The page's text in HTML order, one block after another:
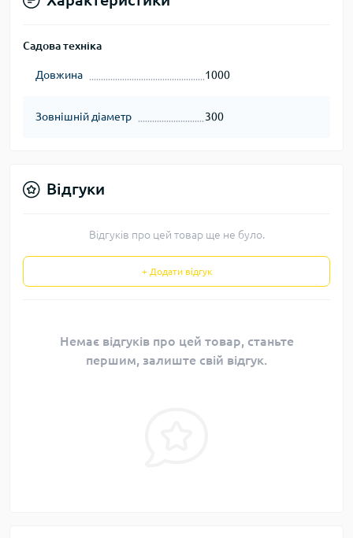
Садова техніка
Довжина 1000
Зовнішній діаметр 300
Відгуки
Відгуків про цей товар ще не було.
+ Додати відгук
Немає відгуків про цей товар, станьте
першим, залиште свій відгук.